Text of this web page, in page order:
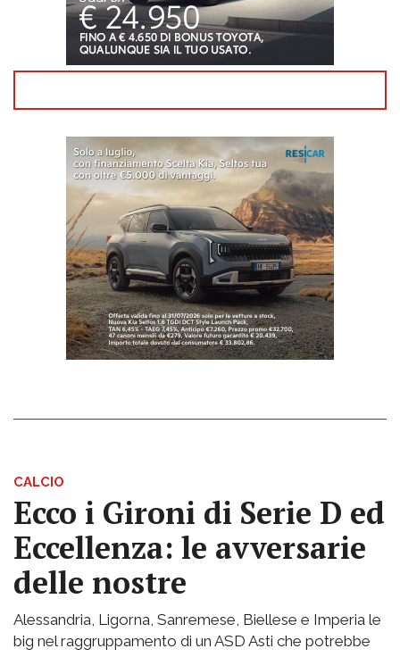
CALCIO
Ecco i Gironi di Serie D ed
Eccellenza: le avversarie
delle nostre
Alessandria, Ligorna, Sanremese, Biellese e Imperia le
big nel raggruppamento di un ASD Asti che potrebbe